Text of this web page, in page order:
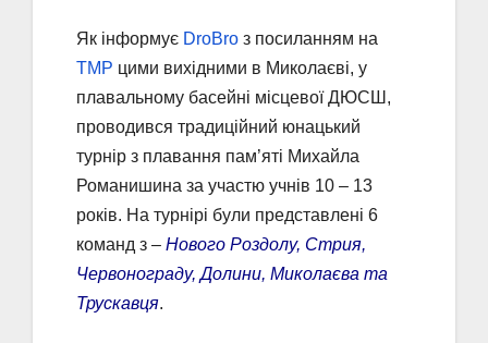
Як інформує DroBro з посиланням на
ТМР цими вихідними в Миколаєві, у
плавальному басейні місцевої ДЮСШ,
проводився традиційний юнацький
турнір з плавання пам’яті Михайла
Романишина за участю учнів 10 – 13
років. На турнірі були представлені 6
команд з – Нового Роздолу, Стрия,
Червонограду, Долини, Миколаєва та
Трускавця.